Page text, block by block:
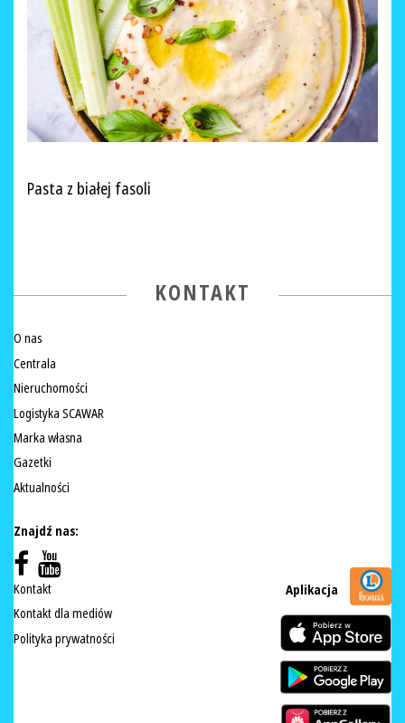
Pasta z białej fasoli
KONTAKT
O nas
Centrala
Nieruchomości
Logistyka SCAWAR
Marka własna
Gazetki
Aktualności
Znajdź nas:
Kontakt
Kontakt dla mediów
Polityka prywatności
Aplikacja